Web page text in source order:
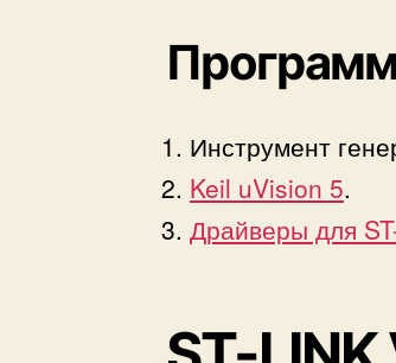
Инструмент
Keil uVision 5.
Драйверы для